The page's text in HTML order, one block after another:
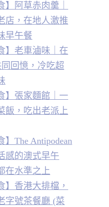
】阿草赤肉羹｜
店，在地人激推
早午餐
】老車滷味｜在
回憶，冷吃超
】張家麵館｜一
飯，吃出老派上
】The Antipodean
感的澳式早午
在水準之上
】香港大排檔，
字號茶餐廳 (菜